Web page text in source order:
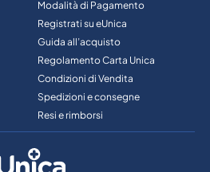
Modalità di Pagamento
Registrati su eUnica
Guida all’acquisto
Regolamento Carta Unica
Condizioni di Vendita
Spedizioni e consegne
Resi e rimborsi